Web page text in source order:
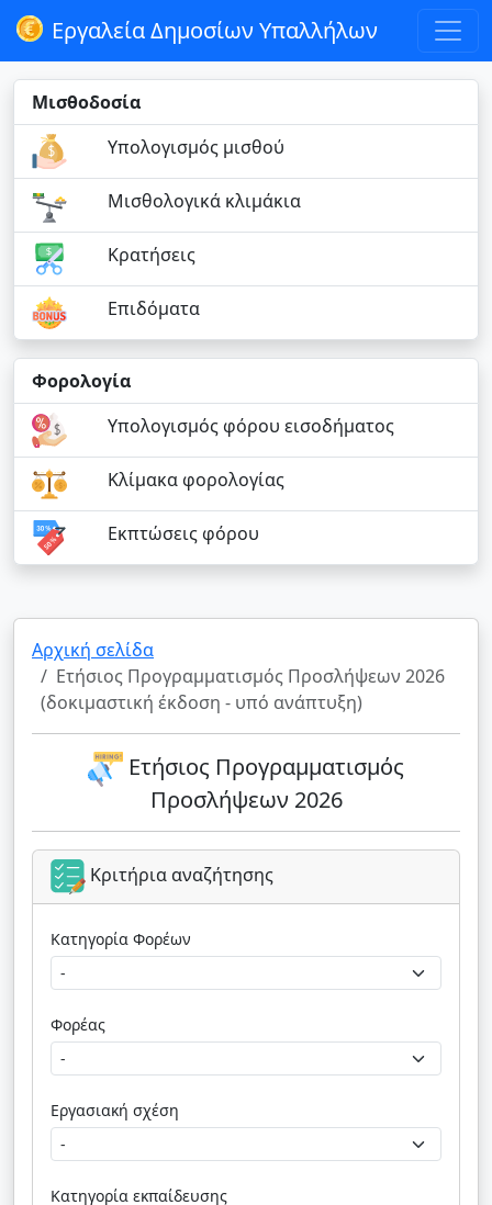
Εργαλεία Δημοσίων Υπαλλήλων
Μισθοδοσία
Υπολογισμός μισθού
Μισθολογικά κλιμάκια
Κρατήσεις
Επιδόματα
Φορολογία
Υπολογισμός φόρου εισοδήματος
Κλίμακα φορολογίας
Εκπτώσεις φόρου
Αρχική σελίδα
Ετήσιος Προγραμματισμός Προσλήψεων 2026
(δοκιμαστική έκδοση - υπό ανάπτυξη)
Ετήσιος Προγραμματισμός
Προσλήψεων 2026
Κριτήρια αναζήτησης
Κατηγορία Φορέων
Φορέας
Εργασιακή σχέση
Κατηγορία εκπαίδευσης